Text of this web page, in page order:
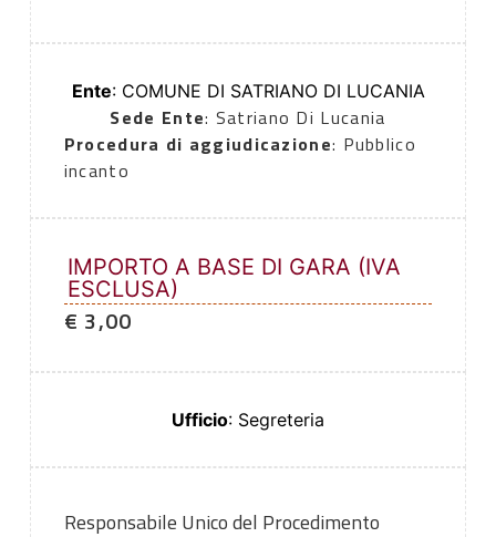
Ente: COMUNE DI SATRIANO DI LUCANIA
Sede Ente: Satriano Di Lucania
Procedura di aggiudicazione: Pubblico
incanto
IMPORTO A BASE DI GARA (IVA
ESCLUSA)
€ 3,00
Ufficio: Segreteria
Responsabile Unico del Procedimento